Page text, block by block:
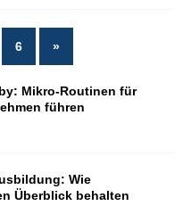
6 »
Mikro-Routinen für
führen
Wie
Überblick behalten